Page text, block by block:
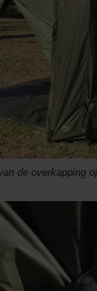
de overkapping